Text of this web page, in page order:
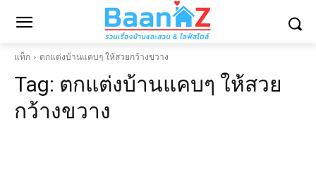
แท็ก ตกแต่งบ้านแคบๆ ให้สวยกว้างขวาง
Tag: ตกแต่งบ้านแคบๆ ให้สวย
กว้างขวาง